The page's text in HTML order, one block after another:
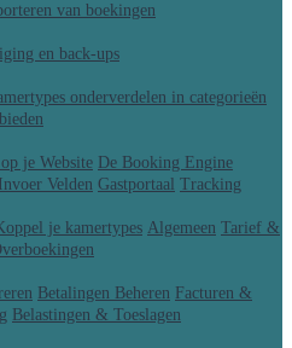
van boekingen
en back-ups
onderverdelen in categorieën
je Website De Booking Engine
Invoer Velden Gastportaal Tracking
je kamertypes Algemeen Tarief &
Betalingen Beheren Facturen &
Belastingen & Toeslagen